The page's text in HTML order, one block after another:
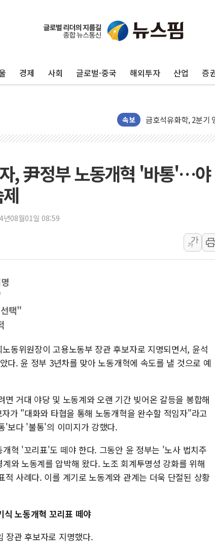
경제 사회 글로벌·중국 해외투자 산업 증
속보
더본코리아 롤링파스
4자 연합 균열에 분
CJ올리브영 흔드는 '
"PAFC만으론 어렵
대우건설, 50대 이강
비츠로넥스텍, 한화에
"주식이야 코인이야
에쓰씨엔지니어링, 큐
나경원 의원 "장기
李대통령, 규제합리
한병도 "국민의힘,
금투협, ChatGPT로
, 尹정부 노동개혁 '바통'…야
년08월01일 08:59
가
가
택"
동위원장이 고용노동부 장관 후보자로 지명되면서, 윤석
다. 윤 정부 3년차를 맞아 노동개혁에 속도를 낼 것으로 예
거대 야당 및 노동계와 오랜 기간 빚어온 갈등을 봉합해
가 "대화와 타협을 통해 노동개혁을 완수할 적임자"라고
'보다 '불통'의 이미지가 강했다.
혁 '꼬리표'도 떼야 한다. 그동안 윤 정부는 '노사 법치주
와 노동계를 압박해 왔다. 노조 회계투명성 강화를 위해
사례다. 이를 계기로 노동계와 관계는 더욱 단절된 상황
노동개혁 꼬리표 떼야
장관 후보자로 지명했다.